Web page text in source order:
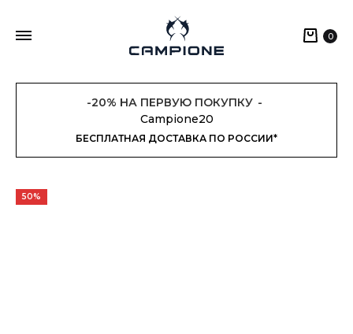
0
-20% НА ПЕРВУЮ ПОКУПКУ
Campione20
БЕСПЛАТНАЯ ДОСТАВКА ПО РОССИИ*
50%